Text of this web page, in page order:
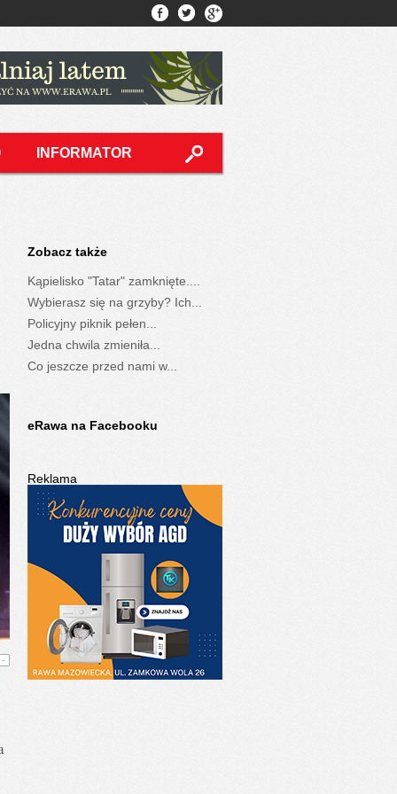
INFORMATOR
-
Zobacz także
Kąpielisko "Tatar" zamknięte....
Wybierasz się na grzyby? Ich...
Policyjny piknik pełen...
Jedna chwila zmieniła...
Co jeszcze przed nami w...
eRawa na Facebooku
Reklama